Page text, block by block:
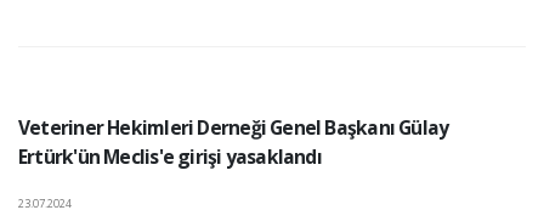
Veteriner Hekimleri Derneği Genel Başkanı Gülay
Ertürk'ün Meclis'e girişi yasaklandı
23.07.2024